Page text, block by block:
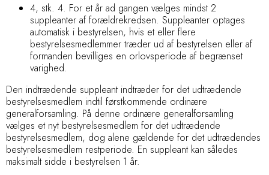
4, stk. 4. For et år ad gangen vælges mindst 2
suppleanter af forældrekredsen. Suppleanter optages
automatisk i bestyrelsen, hvis et eller flere
bestyrelsesmedlemmer træder ud af bestyrelsen eller af
formanden bevilliges en orlovsperiode af begrænset
varighed.
Den indtrædende suppleant indtræder for det udtrædende
bestyrelsesmedlem indtil førstkommende ordinære
generalforsamling. På denne ordinære generalforsamling
vælges et nyt bestyrelsesmedlem for det udtrædende
bestyrelsesmedlem, dog alene gældende for det udtrædendes
bestyrelsesmedlem restperiode. En suppleant kan således
maksimalt sidde i bestyrelsen 1 år.